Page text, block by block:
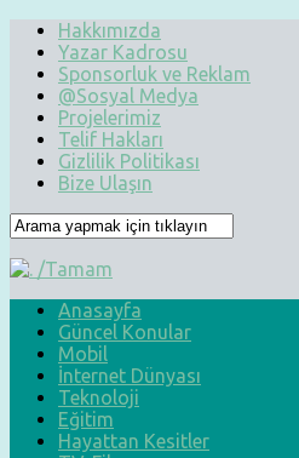
Hakkımızda
Yazar Kadrosu
Sponsorluk ve Reklam
@Sosyal Medya
Projelerimiz
Telif Hakları
Gizlilik Politikası
Bize Ulaşın
Anasayfa
Güncel Konular
Mobil
İnternet Dünyası
Teknoloji
Eğitim
Hayattan Kesitler